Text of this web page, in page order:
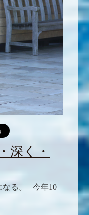
深く・
なる。 今年10